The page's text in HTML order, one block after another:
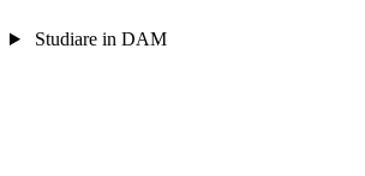
Studiare in DAM